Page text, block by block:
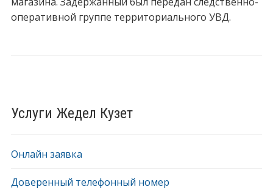
Услуги Жедел Кузет
Онлайн заявка
Доверенный телефонный номер
оперативной группе территориального УВД.